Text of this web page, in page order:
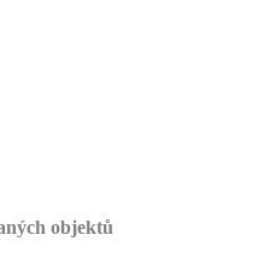
objektů